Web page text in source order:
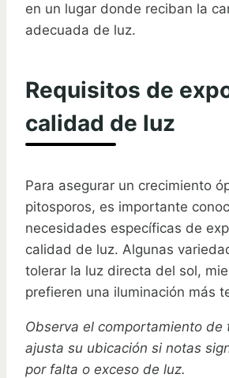
en un lugar donde reciban la
adecuada de luz.
Requisitos de
calidad de luz
Para asegurar un crecimiento
pitosporos, es importante
necesidades específicas de
calidad de luz. Algunas
tolerar la luz directa del sol,
prefieren una iluminación más
Observa el comportamiento de
ajusta su ubicación si notas
por falta o exceso de luz.